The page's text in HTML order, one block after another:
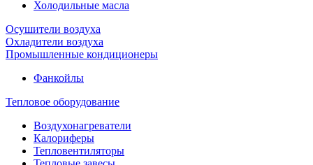
Холодильные масла
Осушители воздуха
Охладители воздуха
Промышленные кондиционеры
Фанкойлы
Тепловое оборудование
Воздухонагреватели
Калориферы
Тепловентиляторы